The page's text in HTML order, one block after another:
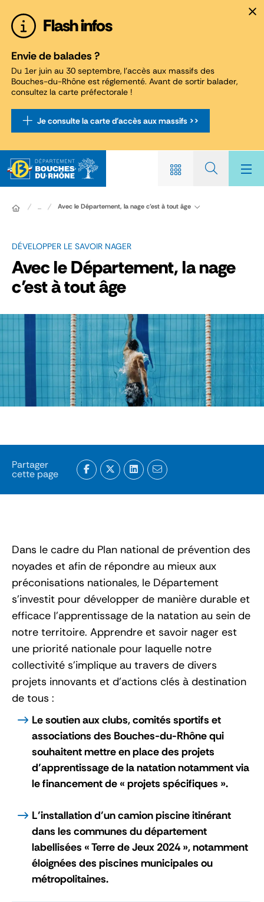
Flash infos
Envie de balades ?
Du 1er juin au 30 septembre, l'accès aux massifs des
Bouches-du-Rhône est réglementé. Avant de sortir balader,
consultez la carte préfectorale !
Je consulte la carte d'accès aux massifs >>
... Avec le Département, la nage c’est à tout âge
DÉVELOPPER LE SAVOIR NAGER
Avec le Département, la nage
c’est à tout âge
Partager
cette page
Dans le cadre du Plan national de prévention des
noyades et afin de répondre au mieux aux
préconisations nationales, le Département
s’investit pour développer de manière durable et
efficace l’apprentissage de la natation au sein de
notre territoire. Apprendre et savoir nager est
une priorité nationale pour laquelle notre
collectivité s’implique au travers de divers
projets innovants et d’actions clés à destination
de tous :
Le soutien aux clubs, comités sportifs et
associations des Bouches-du-Rhône qui
souhaitent mettre en place des projets
d’apprentissage de la natation notamment via
le financement de « projets spécifiques ».
L’installation d’un camion piscine itinérant
dans les communes du département
labellisées « Terre de Jeux 2024 », notamment
éloignées des piscines municipales ou
métropolitaines.